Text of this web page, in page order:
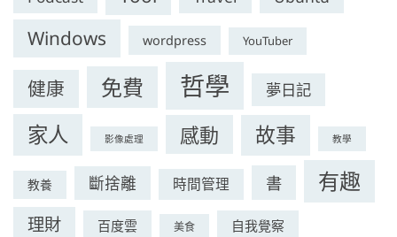
Windows wordpress YouTuber
健康 免費 哲學 夢日記
家人 影像處理 感動 故事 教學
教養 斷捨離 時間管理 書 有趣
理財 百度雲 美食 自我覺察